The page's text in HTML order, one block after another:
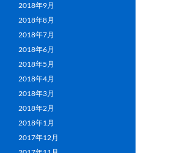
2018年9月
2018年8月
2018年7月
2018年6月
2018年5月
2018年4月
2018年3月
2018年2月
2018年1月
2017年12月